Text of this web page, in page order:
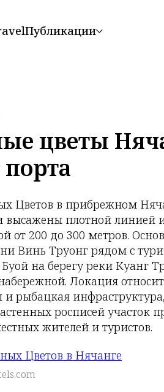
Публикации
цветы
Цветов в прибрежном
высажены плотной линией
от 200 до 300 метров.
Винь Труонг рядом с
на берегу реки Куанг
Локация
рыбацкая
росписей участок
жителей и туристов.